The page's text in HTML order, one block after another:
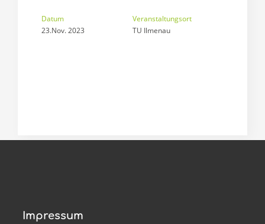
Datum
23.Nov. 2023
Veranstaltungsort
TU Ilmenau
Impressum